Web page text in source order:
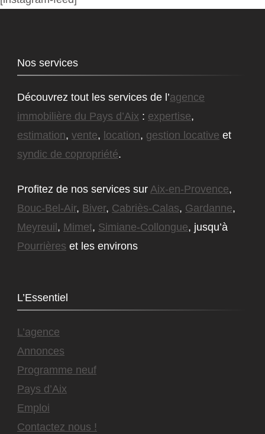
Nos services
Découvrez tout les services de l’agence
immobilière du Pays d’Aix : expertise,
estimation, vente, location, gestion locative et
syndic de copropriété.
Profitez de nos services sur Aix-en-Provence,
Bouc-Bel-Air, Biver, Cabriès-Calas, Gardanne,
Meyreuil, Mimet, Simiane-Collongue, jusqu’à
Pourrières et les environs
L’Essentiel
L’agence
Annonces
Programme neuf
Pays d’Aix
Emploi
Contactez nous !